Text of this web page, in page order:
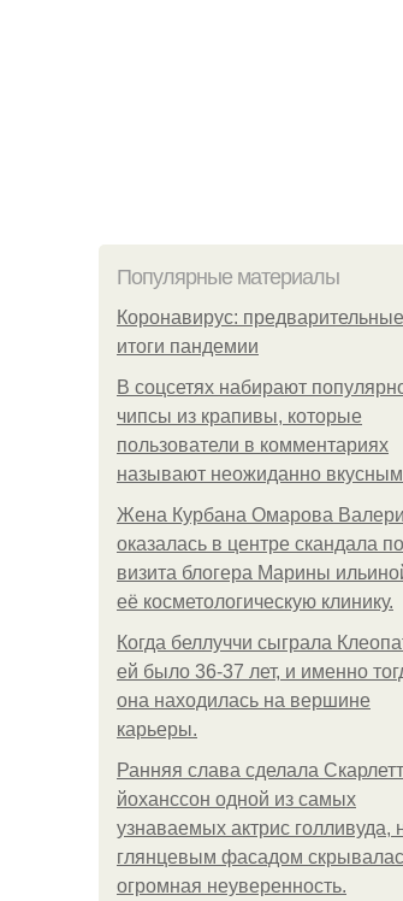
Популярные материалы
Коронавирус: предварительные
итоги пандемии
В соцсетях набирают
чипсы из крапивы, которые
пользователи в комментариях
называют неожиданно
Жена Курбана Омарова
оказалась в центре скандала
визита блогера Марины
её косметологическую клинику.
Когда беллуччи сыграла
ей было 36-37 лет, и именно
она находилась на вершине
карьеры.
Ранняя слава сделала Скарлетт
йоханссон одной из самых
узнаваемых актрис голливуда,
глянцевым фасадом
огромная неуверенность.